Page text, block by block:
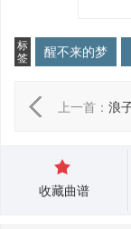
标
签
醒不来的梦
上一首： 浪
收藏曲谱